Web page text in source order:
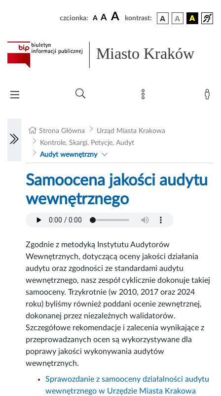
czcionka: A A A kontrast:
Miasto Kraków
Strona Główna
Urząd Miasta Krakowa
Kontrole, Skargi, Petycje, Audyt
Audyt wewnętrzny
Samoocena jakości audytu
wewnętrznego
Zgodnie z metodyką Instytutu Audytorów
Wewnętrznych, dotyczącą oceny jakości działania
audytu oraz zgodności ze standardami audytu
wewnętrznego, nasz zespół cyklicznie dokonuje takiej
samooceny. Trzykrotnie (w 2010, 2017 oraz 2024
roku) byliśmy również poddani ocenie zewnętrznej,
dokonanej przez niezależnych walidatorów.
Szczegółowe rekomendacje i zalecenia wynikające z
przeprowadzanych ocen są wykorzystywane dla
poprawy jakości wykonywania audytów
wewnętrznych.
Sprawozdanie z samooceny działalności audytu
wewnętrznego w Urzędzie Miasta Krakowa